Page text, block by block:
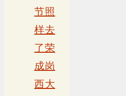
节照
样去
了荣
成岗
西大